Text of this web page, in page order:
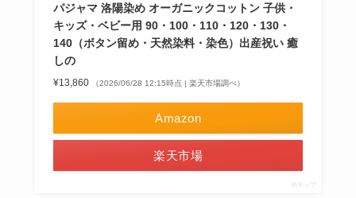
パジャマ 洛陽染め オーガニックコットン 子供・
キッズ・ベビー用 90・100・110・120・130・
140（ボタン留め・天然染料・染色）出産祝い 癒
しの
¥13,860 （2026/06/28 12:15時点 | 楽天市場調べ）
Amazon
楽天市場
ポチップ